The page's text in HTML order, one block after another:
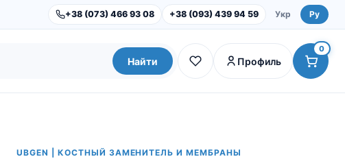
+38 (073) 466 93 08 +38 (093) 439 94 59 Укр Ру
Найти Профиль
0
UBGEN | КОСТНЫЙ ЗАМЕНИТЕЛЬ И МЕМБРАНЫ